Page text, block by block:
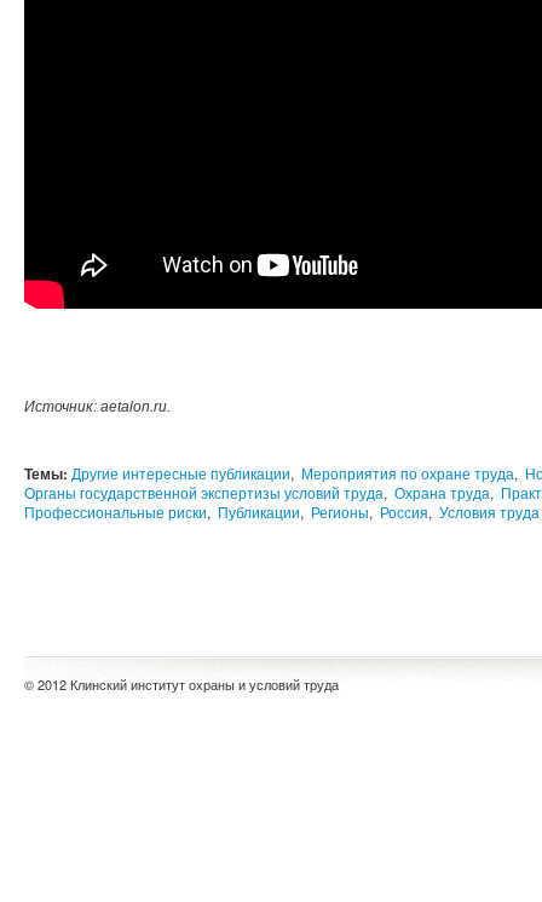
Источник: aetalon.ru.
Темы: Другие интересные публикации, Мероприятия по охране труда,
Органы государственной экспертизы условий труда, Охрана труда,
Профессиональные риски, Публикации, Регионы, Россия, Условия труда
© 2012 Клинский институт охраны и условий труда